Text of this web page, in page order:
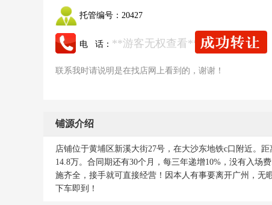
托管编号： 20427
电 话： **游客无权查看**
联系我时请说明是在找店网上看到的，谢谢！
铺源介绍
店铺位于黄埔区新溪大街27号，在大沙东地铁c口附近。
14.8万。合同期还有30个月，每三年递增10%，没有入场
施齐全，接手就可直接经营！因本人有事要离开广州，无
下车即到！